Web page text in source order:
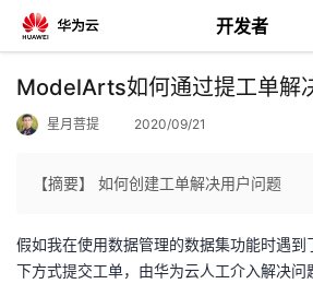
开发者
返
个
ModelArts如何通过提工单解
星月菩提 2020/09/21
【摘要】 如何创建工单解决用户问题
假如我在使用数据管理的数据集功能时遇到
下方式提交工单，由华为云人工介入解决问